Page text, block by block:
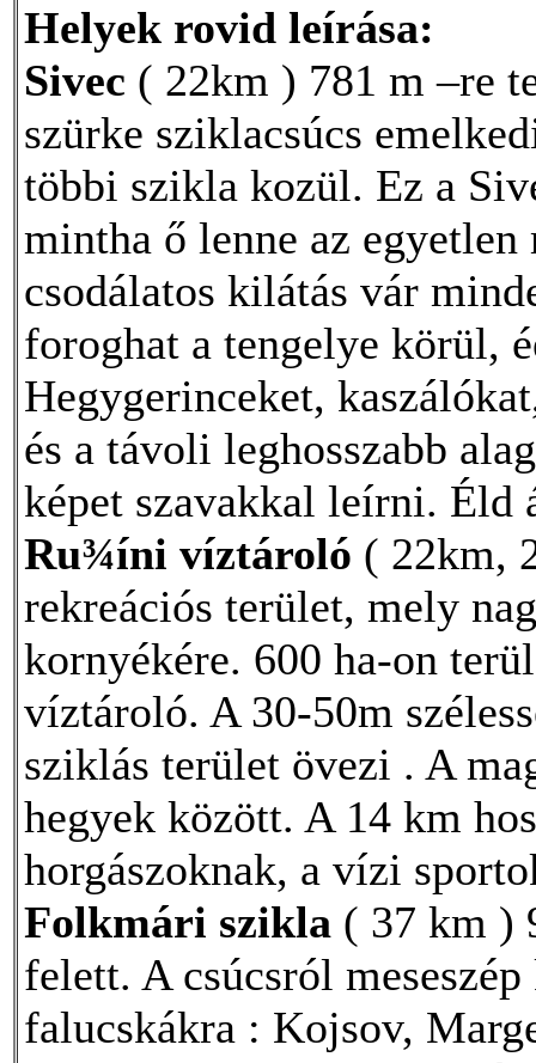
Helyek rovid leírása:
Sivec ( 22km ) 781 m –re
szürke sziklacsúcs
többi szikla kozül. Ez a
mintha ő lenne az
csodálatos kilátás vár
foroghat a tengelye körül,
Hegygerinceket,
és a távoli leghosszabb
képet szavakkal leírni. Éld
Ru¾íni víztároló ( 22km,
rekreációs terület, mely
kornyékére. 600 ha-on
víztároló. A 30-50m
sziklás terület övezi . A
hegyek között. A 14 km
horgászoknak, a vízi
Folkmári szikla ( 37 km )
felett. A csúcsról
falucskákra : Kojsov,